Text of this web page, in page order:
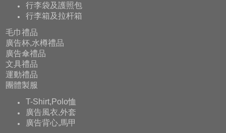
行李袋及護照包
行李箱及拉杆箱
毛巾禮品
廣告杯,水樽禮品
廣告傘禮品
文具禮品
運動禮品
團體製服
T-Shirt,Polo恤
廣告風衣,外套
廣告背心,馬甲